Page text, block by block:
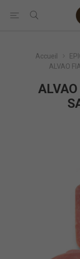
Accueil
ALVAO